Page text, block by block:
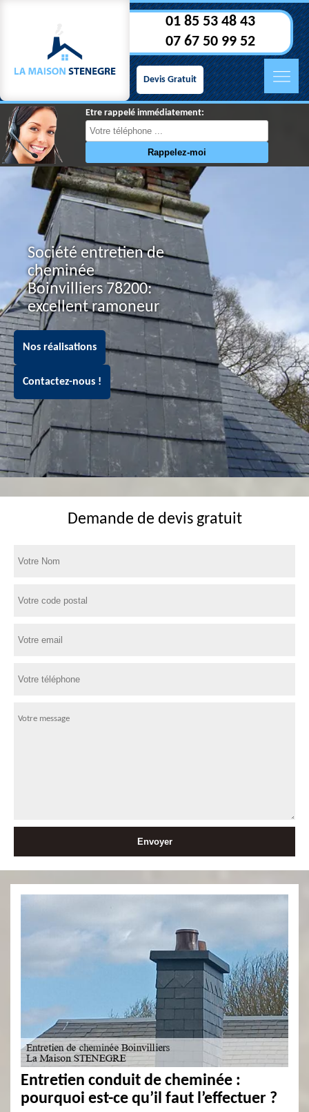
01 85 53 48 43
07 67 50 99 52
Devis Gratuit
Etre rappelé immédiatement:
Société entretien de
cheminée
Boinvilliers 78200:
excellent ramoneur
Nos réalisations
Contactez-nous !
Demande de devis gratuit
Entretien conduit de cheminée :
pourquoi est-ce qu’il faut l’effectuer ?